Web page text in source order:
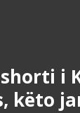
i
këto